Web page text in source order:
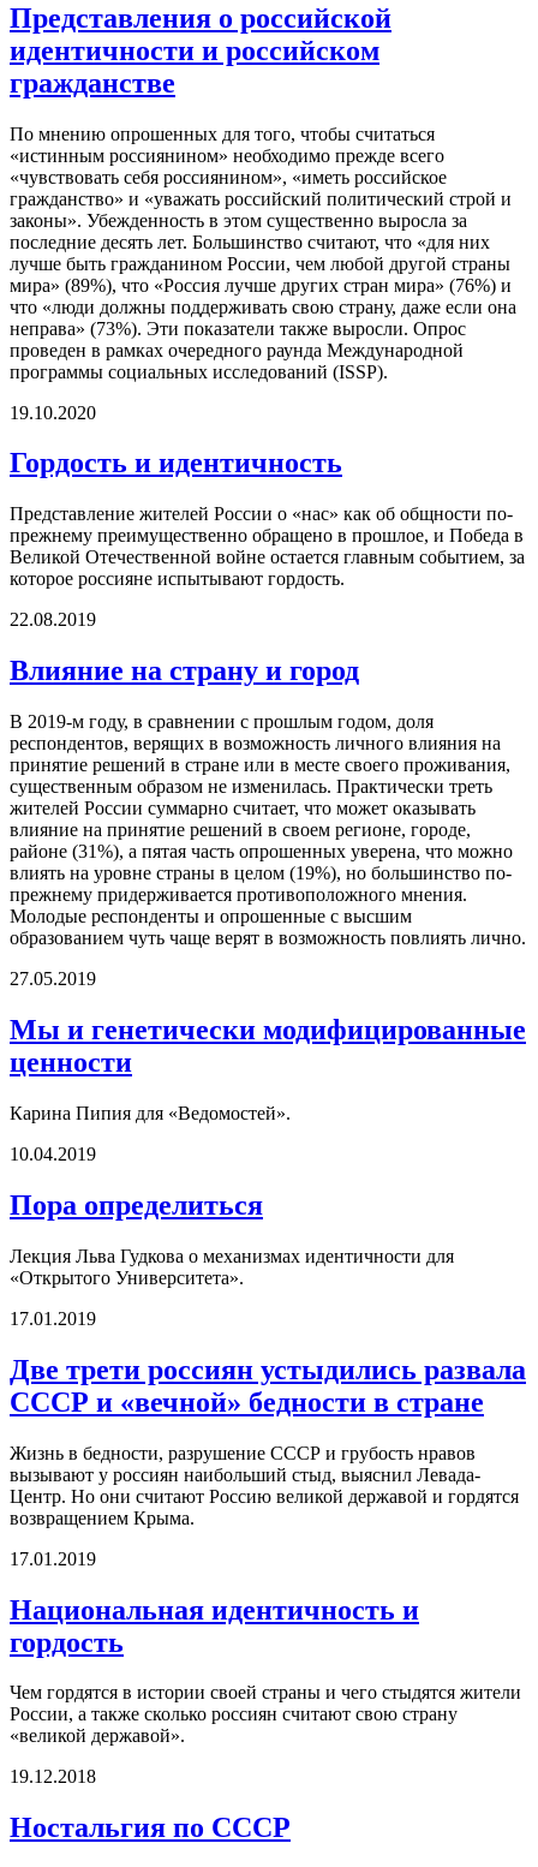
Представления о российской
идентичности и российском
гражданстве
По мнению опрошенных для того, чтобы считаться
«истинным россиянином» необходимо прежде всего
«чувствовать себя россиянином», «иметь российское
гражданство» и «уважать российский политический строй и
законы». Убежденность в этом существенно выросла за
последние десять лет. Большинство считают, что «для них
лучше быть гражданином России, чем любой другой страны
мира» (89%), что «Россия лучше других стран мира» (76%) и
что «люди должны поддерживать свою страну, даже если она
неправа» (73%). Эти показатели также выросли. Опрос
проведен в рамках очередного раунда Международной
программы социальных исследований (ISSP).
19.10.2020
Гордость и идентичность
Представление жителей России о «нас» как об общности по-
прежнему преимущественно обращено в прошлое, и Победа в
Великой Отечественной войне остается главным событием, за
которое россияне испытывают гордость.
22.08.2019
Влияние на страну и город
В 2019-м году, в сравнении с прошлым годом, доля
респондентов, верящих в возможность личного влияния на
принятие решений в стране или в месте своего проживания,
существенным образом не изменилась. Практически треть
жителей России суммарно считает, что может оказывать
влияние на принятие решений в своем регионе, городе,
районе (31%), а пятая часть опрошенных уверена, что можно
влиять на уровне страны в целом (19%), но большинство по-
прежнему придерживается противоположного мнения.
Молодые респонденты и опрошенные с высшим
образованием чуть чаще верят в возможность повлиять лично.
27.05.2019
Мы и генетически модифицированные
ценности
Карина Пипия для «Ведомостей».
10.04.2019
Пора определиться
Лекция Льва Гудкова о механизмах идентичности для
«Открытого Университета».
17.01.2019
Две трети россиян устыдились развала
СССР и «вечной» бедности в стране
Жизнь в бедности, разрушение СССР и грубость нравов
вызывают у россиян наибольший стыд, выяснил Левада-
Центр. Но они считают Россию великой державой и гордятся
возвращением Крыма.
17.01.2019
Национальная идентичность и
гордость
Чем гордятся в истории своей страны и чего стыдятся жители
России, а также сколько россиян считают свою страну
«великой державой».
19.12.2018
Ностальгия по СССР